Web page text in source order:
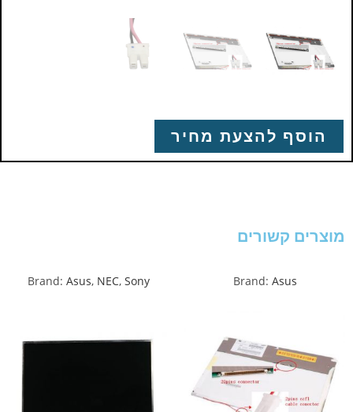
הוסף להצעת מחיר
מוצרים קשורים
Brand: Asus
Brand: Asus, NEC, Sony